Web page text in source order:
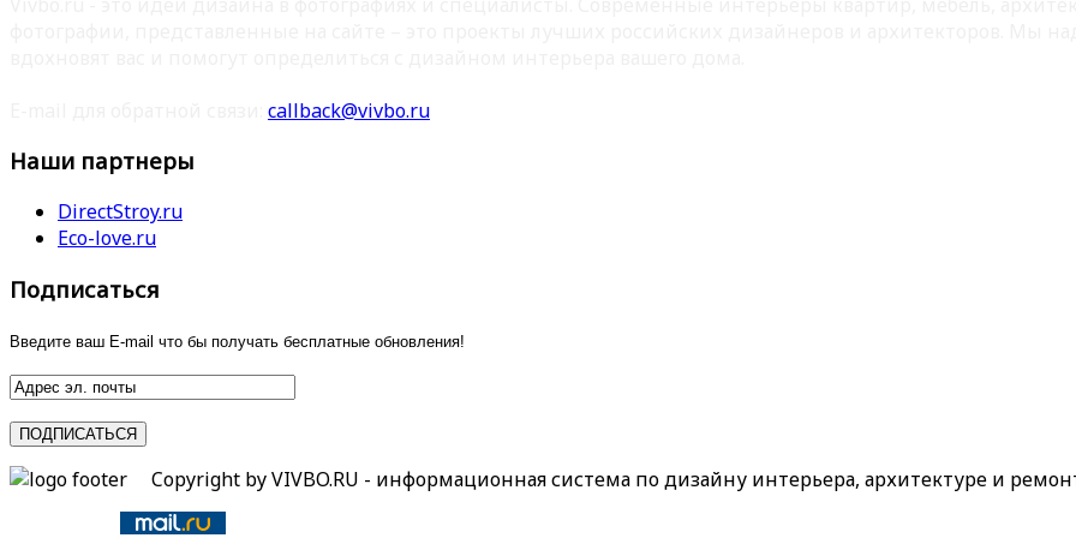
callback@vivbo.ru
Наши партнеры
DirectStroy.ru
Eco-love.ru
Подписаться
Введите ваш E-mail что бы получать бесплатные обновления!
Copyright by VIVBO.RU - информационная система по дизайну интерьера, архитектуре и